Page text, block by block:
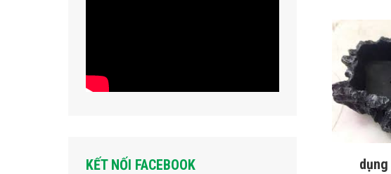
KẾT NỐI FACEBOOK